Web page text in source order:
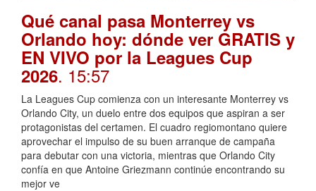
Qué canal pasa Monterrey vs
Orlando hoy: dónde ver GRATIS y
EN VIVO por la Leagues Cup
2026. 15:57
La Leagues Cup comienza con un interesante Monterrey vs
Orlando City, un duelo entre dos equipos que aspiran a ser
protagonistas del certamen. El cuadro regiomontano quiere
aprovechar el impulso de su buen arranque de campaña
para debutar con una victoria, mientras que Orlando City
confía en que Antoine Griezmann continúe encontrando su
mejor ve